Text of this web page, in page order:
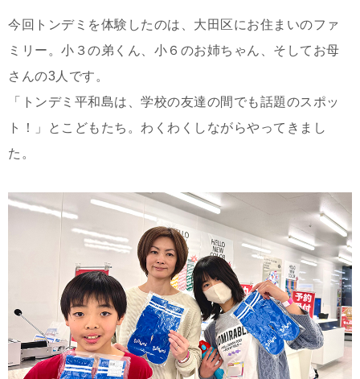
今回トンデミを体験したのは、大田区にお住まいのファ
ミリー。小３の弟くん、小６のお姉ちゃん、そしてお母
さんの3人です。
「トンデミ平和島は、学校の友達の間でも話題のスポッ
ト！」とこどもたち。わくわくしながらやってきまし
た。